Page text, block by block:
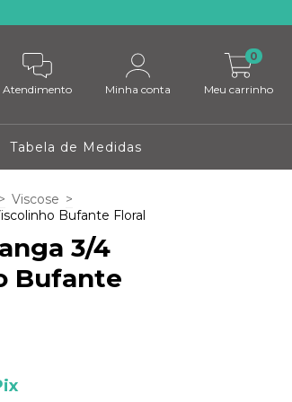
Atendimento Minha conta Meu carrinho
0
Tabela de Medidas
> Viscose >
Bufante Floral
3/4
Bufante